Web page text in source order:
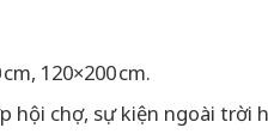
120×200 cm.
hội chợ, sự kiện ngoài trời